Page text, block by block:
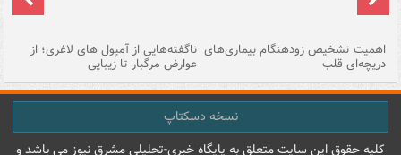
اهمیت تشخیص زودهنگام بیماری‌های
دریچه‌ای قلب
ناگفته‌هایی از آمپول های لاغری؛ از
عوارض مرگبار تا زیبایی
نسخه دسکتاپ
کليه حقوق اين سايت متعلق به پایگاه خبري-تحليلي مشرق نيوز می باشد و